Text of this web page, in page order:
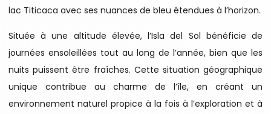
lac Titicaca avec ses nuances de bleu étendues à l’horizon.
Située à une altitude élevée, l’Isla del Sol bénéficie de
journées ensoleillées tout au long de l’année, bien que les
nuits puissent être fraîches. Cette situation géographique
unique contribue au charme de l’île, en créant un
environnement naturel propice à la fois à l’exploration et à